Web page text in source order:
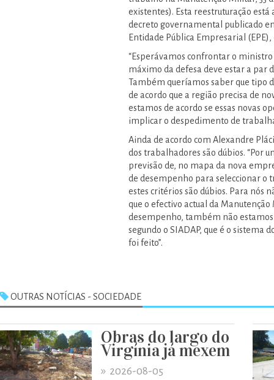
existentes). Esta reestruturação
decreto governamental publicado
Entidade Pública Empresarial
“Esperávamos confrontar o
máximo da defesa deve estar a par
Também queríamos saber que tipo
de acordo que a região precisa de
estamos de acordo se essas novas
implicar o despedimento de
Ainda de acordo com Alexandre
dos trabalhadores são dúbios. “Por
previsão de, no mapa da nova
de desempenho para seleccionar o
estes critérios são dúbios. Para nós
que o efectivo actual da
desempenho, também não
segundo o SIADAP, que é o sistema
foi feito”.
OUTRAS NOTÍCIAS - SOCIEDADE
Obras do largo do
Virgínia já mexem
» 2026-08-05